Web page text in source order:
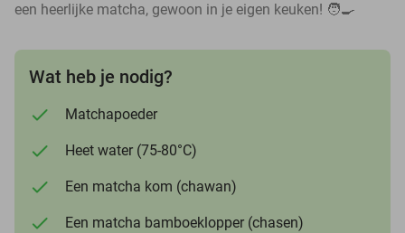
een heerlijke matcha, gewoon in je eigen keuken! 🧑🍳
Wat heb je nodig?
Matchapoeder
Heet water (75-80°C)
Een matcha kom (chawan)
Een matcha bamboeklopper (chasen)